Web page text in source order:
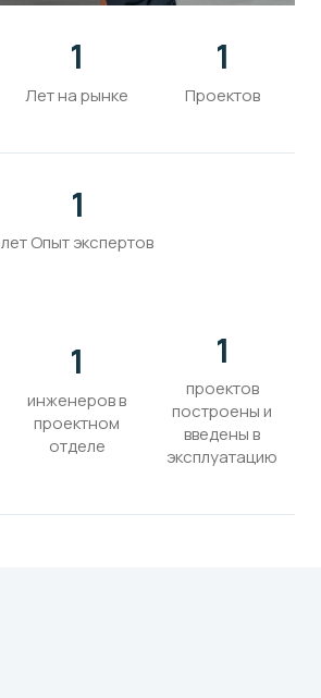
1
Лет на рынке
1
Проектов
1
лет Опыт экспертов
1
инженеров в
проектном
отделе
1
проектов
построены и
введены в
эксплуатацию